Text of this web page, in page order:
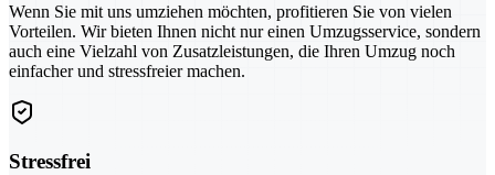
Wenn Sie mit uns umziehen möchten, profitieren Sie von vielen
Vorteilen. Wir bieten Ihnen nicht nur einen Umzugsservice, sondern
auch eine Vielzahl von Zusatzleistungen, die Ihren Umzug noch
einfacher und stressfreier machen.
Stressfrei